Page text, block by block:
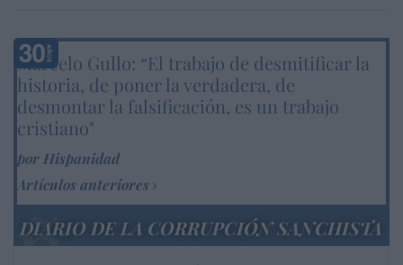
Marcelo Gullo: “El trabajo de desmitificar la
historia, de poner la verdadera, de
desmontar la falsificación, es un trabajo
cristiano"
por Hispanidad
Artículos anteriores
DIARIO DE LA CORRUPCIÓN SANCHISTA